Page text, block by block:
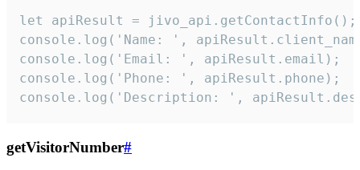
let apiResult = jivo_api.getContactInfo();
console.log('Name: ',
console.log('Email: ', apiResult.email);
console.log('Phone: ', apiResult.phone);
console.log('Description: ',
getVisitorNumber#